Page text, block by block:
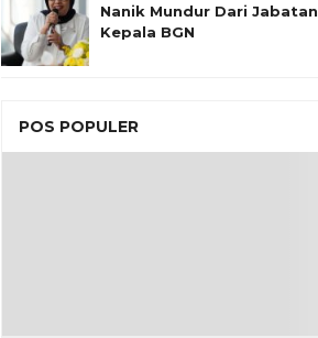
Nanik Mundur Dari Jabatan
Kepala BGN
POS POPULER